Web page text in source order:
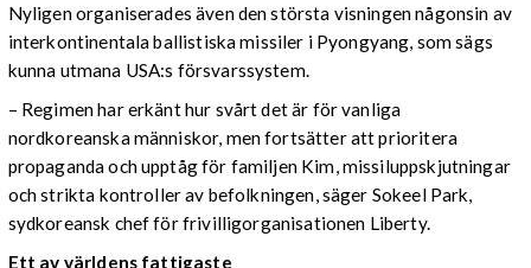
Nyligen organiserades även den största visningen någonsin av
interkontinentala ballistiska missiler i Pyongyang, som sägs
kunna utmana USA:s försvarssystem.
– Regimen har erkänt hur svårt det är för vanliga
nordkoreanska människor, men fortsätter att prioritera
propaganda och upptåg för familjen Kim, missiluppskjutningar
och strikta kontroller av befolkningen, säger Sokeel Park,
sydkoreansk chef för frivilligorganisationen Liberty.
Ett av världens fattigaste